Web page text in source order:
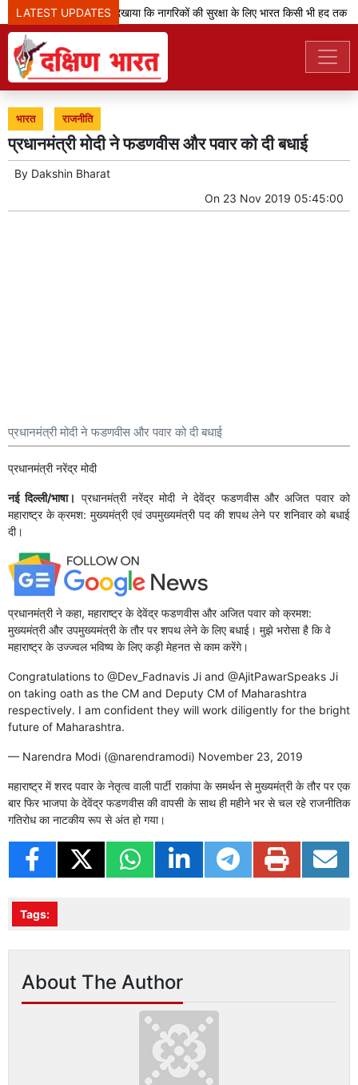
LATEST UPDATES
'ऑपरेशन सिंदूर' ने दिखाया कि नागरिकों की सुरक्षा के लिए भारत किसी भी हद तक
भारत राजनीति
प्रधानमंत्री मोदी ने फडणवीस और पवार को दी बधाई
By Dakshin Bharat
On 23 Nov 2019 05:45:00
प्रधानमंत्री मोदी ने फडणवीस और पवार को दी बधाई
प्रधानमंत्री नरेंद्र मोदी
नई दिल्ली/भाषा। प्रधानमंत्री नरेंद्र मोदी ने देवेंद्र फडणवीस और अजित पवार को
महाराष्ट्र के क्रमश: मुख्यमंत्री एवं उपमुख्यमंत्री पद की शपथ लेने पर शनिवार को बधाई
दी।
प्रधानमंत्री ने कहा, महाराष्ट्र के देवेंद्र फडणवीस और अजित पवार को क्रमश:
मुख्यमंत्री और उपमुख्यमंत्री के तौर पर शपथ लेने के लिए बधाई। मुझे भरोसा है कि वे
महाराष्ट्र के उज्ज्वल भविष्य के लिए कड़ी मेहनत से काम करेंगे।
Congratulations to @Dev_Fadnavis Ji and @AjitPawarSpeaks Ji
on taking oath as the CM and Deputy CM of Maharashtra
respectively. I am confident they will work diligently for the bright
future of Maharashtra.
— Narendra Modi (@narendramodi) November 23, 2019
महाराष्ट्र में शरद पवार के नेतृत्व वाली पार्टी राकांपा के समर्थन से मुख्यमंत्री के तौर पर एक
बार फिर भाजपा के देवेंद्र फडणवीस की वापसी के साथ ही महीने भर से चल रहे राजनीतिक
गतिरोध का नाटकीय रूप से अंत हो गया।
Tags:
About The Author